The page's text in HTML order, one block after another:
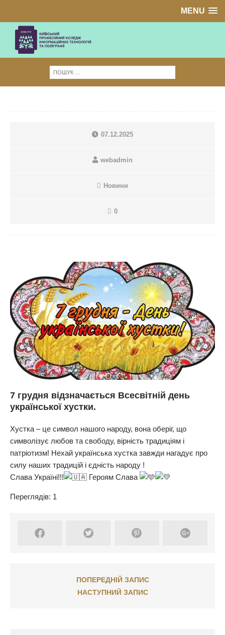
MENU
07.12.2025
webadmin
Новини
0
7 грудня відзначається Всесвітній день
української хустки.
Хустка – це символ нашого народу, вона оберіг, що
символізує любов та свободу, вірність традиціям і
патріотизм! Нехай українська хустка завжди нагадує про
силу наших традицій і єдність народу !
Слава Україні!!!
Героям Слава
Переглядів: 1
ПОПЕРЕДНІЙ ЗАПИС
НАСТУПНИЙ ЗАПИС